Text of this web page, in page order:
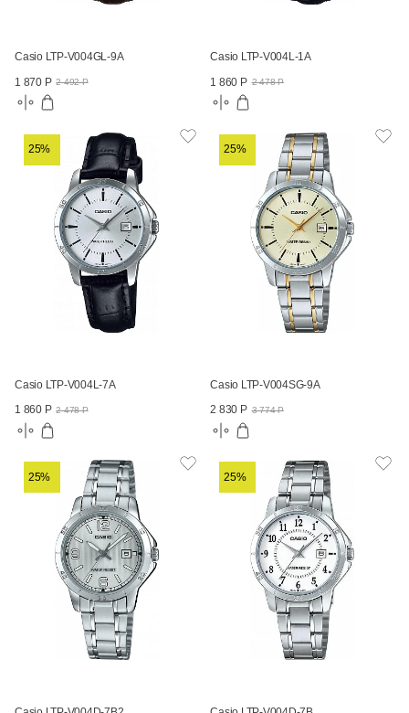
Casio LTP-V004GL-9A
1 870 Р 2 492 Р
Casio LTP-V004L-1A
1 860 Р 2 478 Р
25%
Casio LTP-V004L-7A
1 860 Р 2 478 Р
25%
Casio LTP-V004SG-9A
2 830 Р 3 774 Р
25% 25%